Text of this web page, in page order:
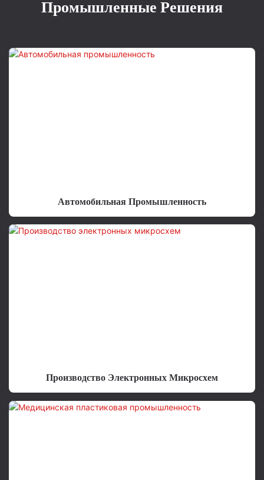
Промышленные Решения
Автомобильная Промышленность
Производство Электронных Микросхем